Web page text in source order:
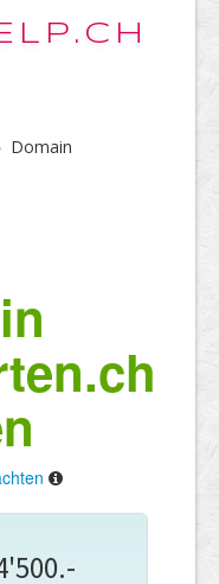
Domain